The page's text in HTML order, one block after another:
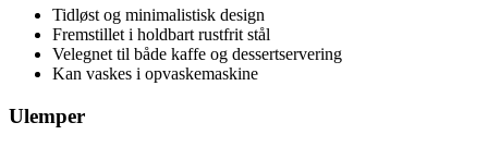
Tidløst og minimalistisk design
Fremstillet i holdbart rustfrit stål
Velegnet til både kaffe og dessertservering
Kan vaskes i opvaskemaskine
Ulemper